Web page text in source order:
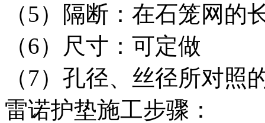
（5）隔断：在石笼网
（6）尺寸：可定做
（7）孔径、丝径所对照
雷诺护垫施工步骤：